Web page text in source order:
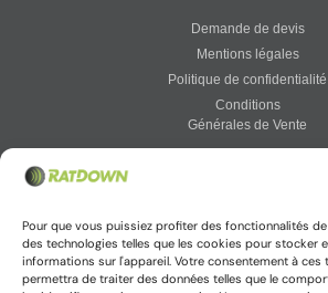
Pour que vous puissiez profiter des fonctionnalités
des technologies telles que les cookies pour stocker
informations sur l'appareil. Votre consentement à ces
permettra de traiter des données telles que le
Demande de devis
Mentions légales
Politique de confidentialité
Conditions
Générales de Vente